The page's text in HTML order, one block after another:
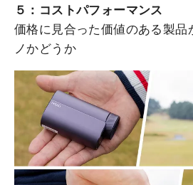
５：コストパフォーマンス
価格に見合った価値のある製品
ノかどうか